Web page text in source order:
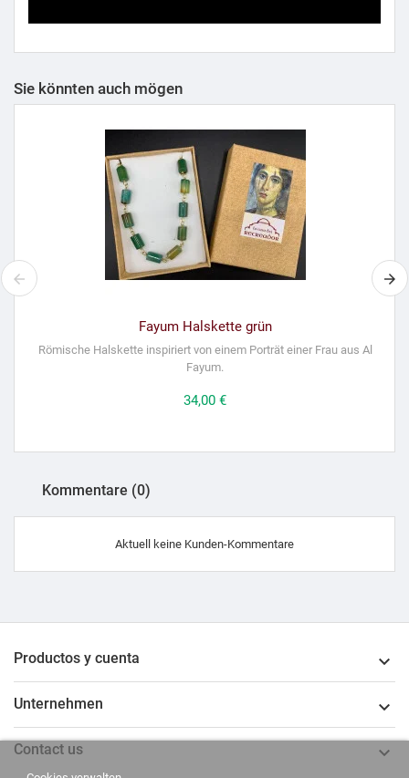
Sie könnten auch mögen
Fayum Halskette grün
Römische Halskette inspiriert von einem Porträt einer Frau aus Al
Fayum.
Preis
34,00 €
Kommentare (0)
Aktuell keine Kunden-Kommentare
Productos y cuenta 
Unternehmen 
Contact us 